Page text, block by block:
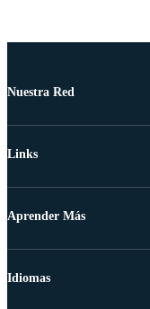
Nuestra Red
Links
Aprender Más
Idiomas